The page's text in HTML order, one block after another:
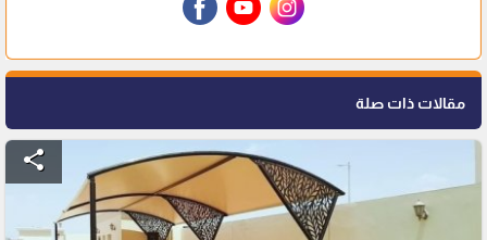
مقالات ذات صلة
share